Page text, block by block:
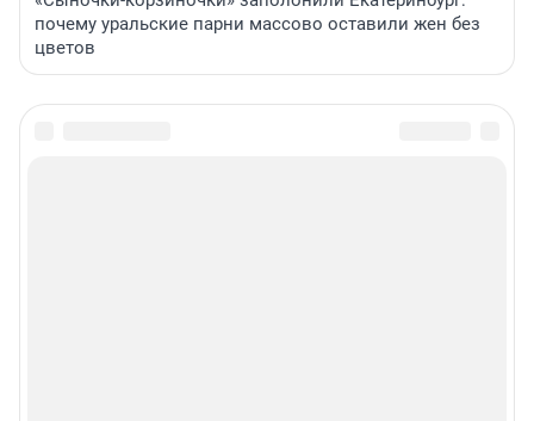
почему уральские парни массово оставили жен без
цветов